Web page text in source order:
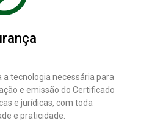
a tecnologia necessária para
e emissão do Certificado
e jurídicas, com toda
e praticidade.